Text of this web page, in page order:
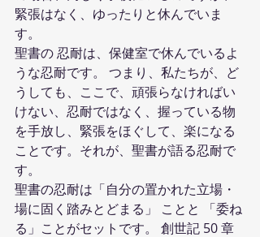
緊張はなく、ゆったりと休んでいま
す。
聖書の 忍耐は、保健室で休んでいるよ
うな忍耐です。 つまり、私たちが、ど
うしても、ここで、頑張らなければい
けない、忍耐ではなく、握っている物
を手放し、緊張をほぐして、楽になる
ことです。それが、聖書が語る忍耐で
す。
聖書の忍耐は「自分の置かれた立場・
場に固く踏みとどまる」 ことと 「委ね
る」ことがセットです。 創世記 50 章